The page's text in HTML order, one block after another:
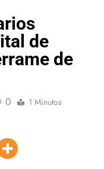
de
de
0 1 Minutos